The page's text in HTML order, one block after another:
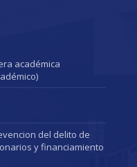
académica
del delito de
y financiamiento